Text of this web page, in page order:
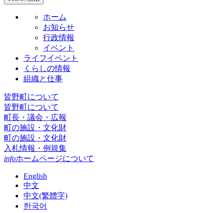
ホーム
お知らせ
行政情報
イベント
ライフイベント
くらしの情報
組織と仕事
皆野町について
皆野町について
町長・議会・広報
町の施設・文化財
町の施設・文化財
入札情報・例規集
infoホームページについて
English
中文
中文(繁體字)
한국어